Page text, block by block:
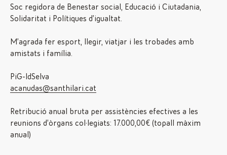
Soc regidora de Benestar social, Educació i Ciutadania,
Solidaritat i Polítiques d’igualtat.
M’agrada fer esport, llegir, viatjar i les trobades amb
amistats i família.
PiG-IdSelva
acanudas@santhilari.cat
Retribució anual bruta per assistències efectives a les
reunions d’òrgans col·legiats: 17.000,00€ (topall màxim
anual)